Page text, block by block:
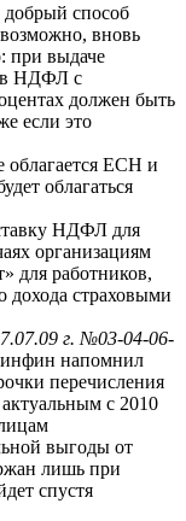
способ
вновь
при выдаче
НДФЛ с
должен быть
если это
облагается ЕСН и
облагаться
НДФЛ для
организациям
для работников,
дохода страховыми
г. №03-04-06-
напомнил
перечисления
с 2010
выгоды от
лишь при
спустя